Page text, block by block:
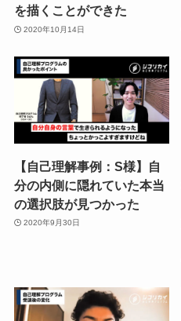
を描くことができた
2020年10月14日
【自己理解事例：S様】自
分の内側に隠れていた本当
の選択肢が見つかった
2020年9月30日